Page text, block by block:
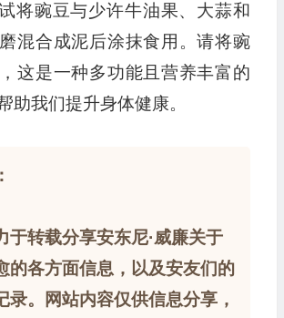
将豌豆与少许牛油果、大蒜和
混合成泥后涂抹食用。请将豌
这是一种多功能且营养丰富的
助我们提升身体健康。
于转载分享安东尼·威廉关于
的各方面信息，以及安友们的
录。网站内容仅供信息分享，